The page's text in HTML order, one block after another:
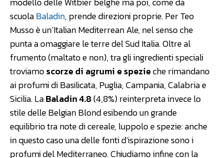
scuolaBaladin, prende direzioni proprie. Per Teo
Musso è un’Italian Mediterrean Ale, nel senso che
punta a omaggiare le terre del Sud Italia. Oltre al
frumento (maltato e non), tra gli ingredienti speciali
troviamoscorze di agrumi e spezieche rimandano
ai profumi di Basilicata, Puglia, Campania, Calabria e
Sicilia. LaBaladin 4.8(4,8%) reinterpreta invece lo
stile delle Belgian Blond esibendo un grande
equilibrio tra note di cereale, luppolo e spezie: anche
in questo caso una delle fonti d’ispirazione sono i
profumi del Mediterraneo. Chiudiamo infine con la